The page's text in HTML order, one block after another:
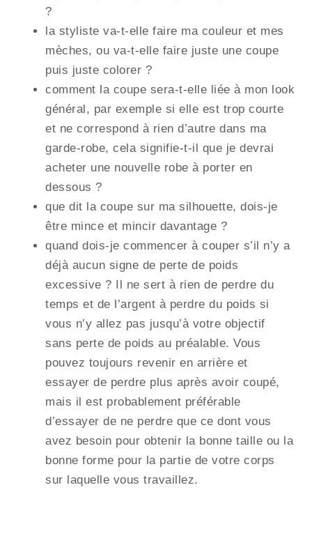
?
la styliste va-t-elle faire ma couleur et mes
mèches, ou va-t-elle faire juste une coupe
puis juste colorer ?
comment la coupe sera-t-elle liée à mon look
général, par exemple si elle est trop courte
et ne correspond à rien d’autre dans ma
garde-robe, cela signifie-t-il que je devrai
acheter une nouvelle robe à porter en
dessous ?
que dit la coupe sur ma silhouette, dois-je
être mince et mincir davantage ?
quand dois-je commencer à couper s’il n’y a
déjà aucun signe de perte de poids
excessive ? Il ne sert à rien de perdre du
temps et de l’argent à perdre du poids si
vous n’y allez pas jusqu’à votre objectif
sans perte de poids au préalable. Vous
pouvez toujours revenir en arrière et
essayer de perdre plus après avoir coupé,
mais il est probablement préférable
d’essayer de ne perdre que ce dont vous
avez besoin pour obtenir la bonne taille ou la
bonne forme pour la partie de votre corps
sur laquelle vous travaillez.